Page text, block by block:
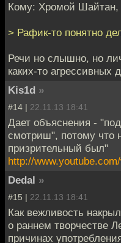
Кому: Хромой Шайтан,
> Рафик-то понятно
Речи но слышно, но
каких-то агрессивных
Kis1d »
#14 | 22.11.13 18:41
Дает объяснения -
смотриш", потому что
призрительный был"
http://
Dedal »
#15 | 22.11.13 18:41
Как вежливость
о раннем творчестве
причинах